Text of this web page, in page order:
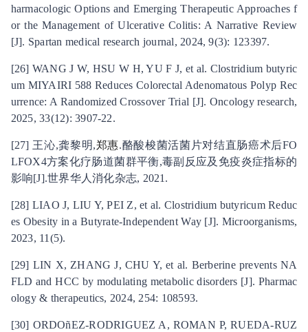
harmacologic Options and Emerging Therapeutic Approaches f
or the Management of Ulcerative Colitis: A Narrative Review
[J]. Spartan medical research journal, 2024, 9(3): 123397.
[26] WANG J W, HSU W H, YU F J, et al. Clostridium butyric
um MIYAIRI 588 Reduces Colorectal Adenomatous Polyp Rec
urrence: A Randomized Crossover Trial [J]. Oncology research,
2025, 33(12): 3907-22.
[27] 王沁,龚黎明,郑惠.酪酸梭菌活菌片对结直肠癌术后FO
LFOX4方案化疗肠道菌群平衡,毒副反应及免疫炎症指标的
影响[J].世界华人消化杂志, 2021.
[28] LIAO J, LIU Y, PEI Z, et al. Clostridium butyricum Reduc
es Obesity in a Butyrate-Independent Way [J]. Microorganisms,
2023, 11(5).
[29] LIN X, ZHANG J, CHU Y, et al. Berberine prevents NA
FLD and HCC by modulating metabolic disorders [J]. Pharmac
ology & therapeutics, 2024, 254: 108593.
[30] ORDOñEZ-RODRIGUEZ A, ROMAN P, RUEDA-RUZ